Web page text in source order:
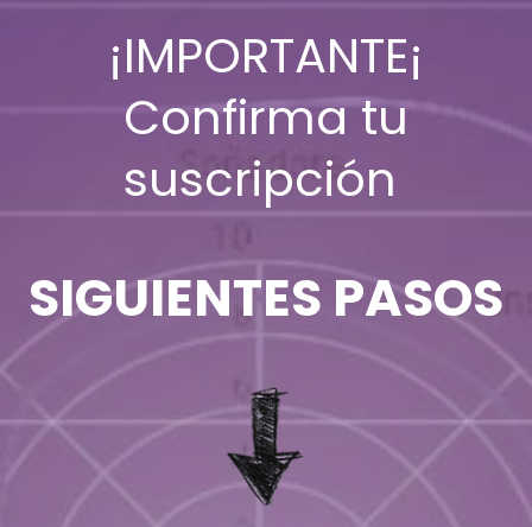
¡IMPORTANTE¡
Confirma tu
suscripción
SIGUIENTES PASOS